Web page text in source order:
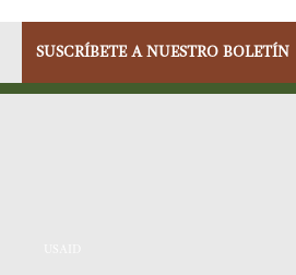
SUSCRÍBETE A NUESTRO BOLETÍN